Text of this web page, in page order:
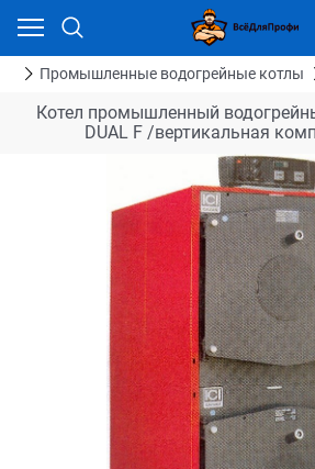
Промышленные водогрейные котлы
Котел промышленный
DUAL F /вертикальная
Ваш город - Тюмень,
угадали?
ДА НЕТ